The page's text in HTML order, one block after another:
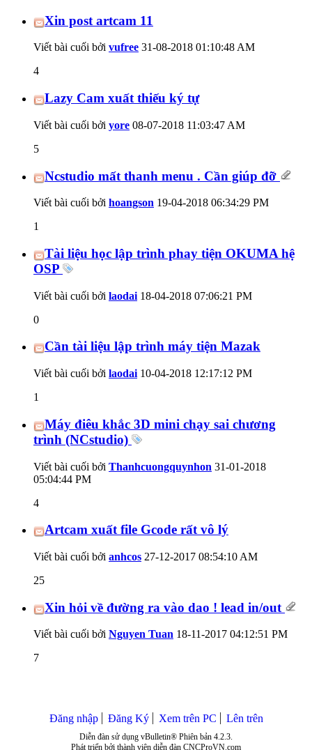
Xin post artcam 11
Viết bài cuối bởi vufree 31-08-2018 01:10:48 AM
4
Lazy Cam xuất thiếu ký tự
Viết bài cuối bởi yore 08-07-2018 11:03:47 AM
5
Ncstudio mất thanh menu . Cần giúp đỡ
Viết bài cuối bởi hoangson 19-04-2018 06:34:29 PM
1
Tài liệu học lập trình phay tiện OKUMA hệ
OSP
Viết bài cuối bởi laodai 18-04-2018 07:06:21 PM
0
Cần tài liệu lập trình máy tiện Mazak
Viết bài cuối bởi laodai 10-04-2018 12:17:12 PM
1
Máy điêu khắc 3D mini chạy sai chương
trình (NCstudio)
Viết bài cuối bởi Thanhcuongquynhon 31-01-2018
05:04:44 PM
4
Artcam xuất file Gcode rất vô lý
Viết bài cuối bởi anhcos 27-12-2017 08:54:10 AM
25
Xin hỏi về đường ra vào dao ! lead in/out
Viết bài cuối bởi Nguyen Tuan 18-11-2017 04:12:51 PM
7
Đăng nhập Đăng Ký Xem trên PC Lên trên
Diễn đàn sử dụng vBulletin® Phiên bản 4.2.3.
Phát triển bởi thành viên diễn đàn CNCProVN.com